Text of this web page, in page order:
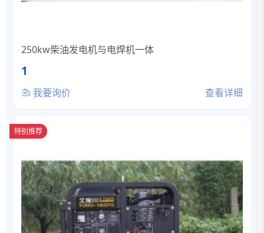
250kw柴油发电机与电焊机一体
1
我要询价 查看详细
特别推荐